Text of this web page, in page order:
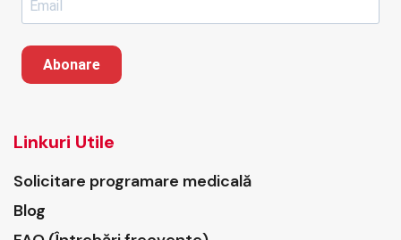
Abonare
Linkuri Utile
Solicitare programare medicală
Blog